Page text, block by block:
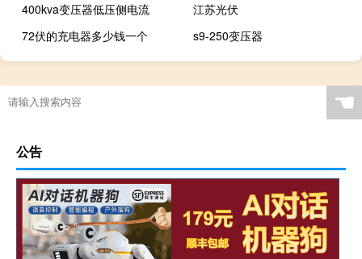
400kva变压器低压侧电流
江苏光伏
72伏的充电器多少钱一个
s9-250变压器
☚
公告